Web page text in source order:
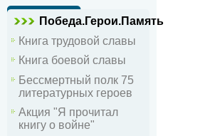
Победа.Герои.Память
Книга трудовой славы
Книга боевой славы
Бессмертный полк 75
литературных героев
Акция "Я прочитал
книгу о войне"